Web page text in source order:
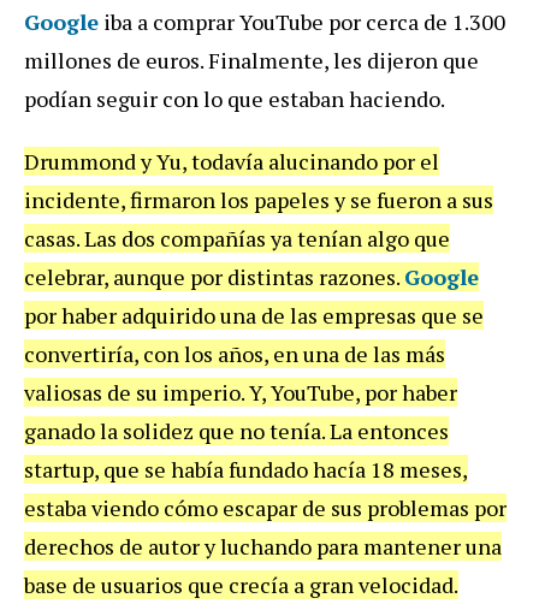
Google iba a comprar YouTube por cerca de 1.300
millones de euros. Finalmente, les dijeron que
podían seguir con lo que estaban haciendo.
Drummond y Yu, todavía alucinando por el
incidente, firmaron los papeles y se fueron a sus
casas. Las dos compañías ya tenían algo que
celebrar, aunque por distintas razones. Google
por haber adquirido una de las empresas que se
convertiría, con los años, en una de las más
valiosas de su imperio. Y, YouTube, por haber
ganado la solidez que no tenía. La entonces
startup, que se había fundado hacía 18 meses,
estaba viendo cómo escapar de sus problemas por
derechos de autor y luchando para mantener una
base de usuarios que crecía a gran velocidad.